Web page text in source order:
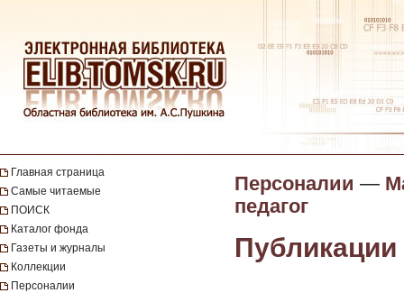
Главная страница
Самые читаемые
ПОИСК
Каталог фонда
Газеты и журналы
Коллекции
Персоналии
Персоналии —
педагог
Публикации